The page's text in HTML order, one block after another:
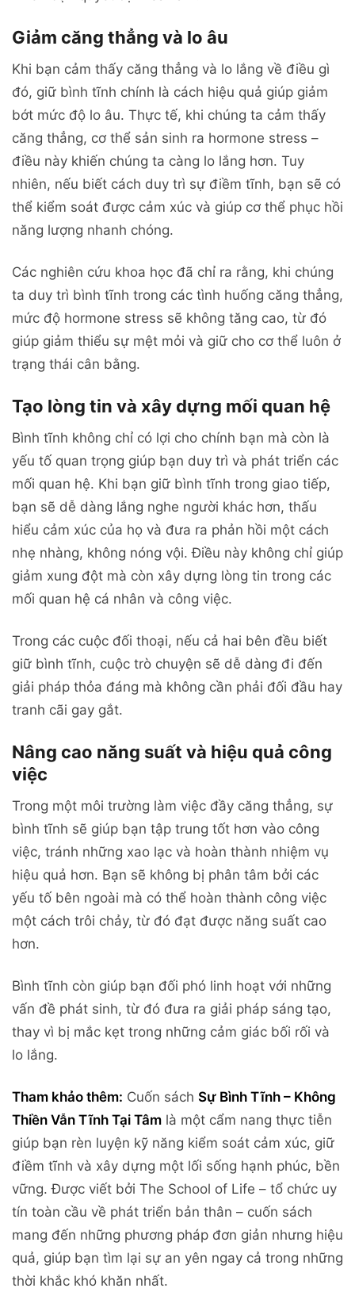
Giảm căng thẳng và lo âu
Khi bạn cảm thấy căng thẳng và lo lắng về điều gì
đó, giữ bình tĩnh chính là cách hiệu quả giúp giảm
bớt mức độ lo âu. Thực tế, khi chúng ta cảm thấy
căng thẳng, cơ thể sản sinh ra hormone stress –
điều này khiến chúng ta càng lo lắng hơn. Tuy
nhiên, nếu biết cách duy trì sự điềm tĩnh, bạn sẽ có
thể kiểm soát được cảm xúc và giúp cơ thể phục hồi
năng lượng nhanh chóng.
Các nghiên cứu khoa học đã chỉ ra rằng, khi chúng
ta duy trì bình tĩnh trong các tình huống căng thẳng,
mức độ hormone stress sẽ không tăng cao, từ đó
giúp giảm thiểu sự mệt mỏi và giữ cho cơ thể luôn ở
trạng thái cân bằng.
Tạo lòng tin và xây dựng mối quan hệ
Bình tĩnh không chỉ có lợi cho chính bạn mà còn là
yếu tố quan trọng giúp bạn duy trì và phát triển các
mối quan hệ. Khi bạn giữ bình tĩnh trong giao tiếp,
bạn sẽ dễ dàng lắng nghe người khác hơn, thấu
hiểu cảm xúc của họ và đưa ra phản hồi một cách
nhẹ nhàng, không nóng vội. Điều này không chỉ giúp
giảm xung đột mà còn xây dựng lòng tin trong các
mối quan hệ cá nhân và công việc.
Trong các cuộc đối thoại, nếu cả hai bên đều biết
giữ bình tĩnh, cuộc trò chuyện sẽ dễ dàng đi đến
giải pháp thỏa đáng mà không cần phải đối đầu hay
tranh cãi gay gắt.
Nâng cao năng suất và hiệu quả công
việc
Trong một môi trường làm việc đầy căng thẳng, sự
bình tĩnh sẽ giúp bạn tập trung tốt hơn vào công
việc, tránh những xao lạc và hoàn thành nhiệm vụ
hiệu quả hơn. Bạn sẽ không bị phân tâm bởi các
yếu tố bên ngoài mà có thể hoàn thành công việc
một cách trôi chảy, từ đó đạt được năng suất cao
hơn.
Bình tĩnh còn giúp bạn đối phó linh hoạt với những
vấn đề phát sinh, từ đó đưa ra giải pháp sáng tạo,
thay vì bị mắc kẹt trong những cảm giác bối rối và
lo lắng.
Tham khảo thêm: Cuốn sách Sự Bình Tĩnh – Không
Thiền Vẫn Tĩnh Tại Tâm là một cẩm nang thực tiễn
giúp bạn rèn luyện kỹ năng kiểm soát cảm xúc, giữ
điềm tĩnh và xây dựng một lối sống hạnh phúc, bền
vững. Được viết bởi The School of Life – tổ chức uy
tín toàn cầu về phát triển bản thân – cuốn sách
mang đến những phương pháp đơn giản nhưng hiệu
quả, giúp bạn tìm lại sự an yên ngay cả trong những
thời khắc khó khăn nhất.